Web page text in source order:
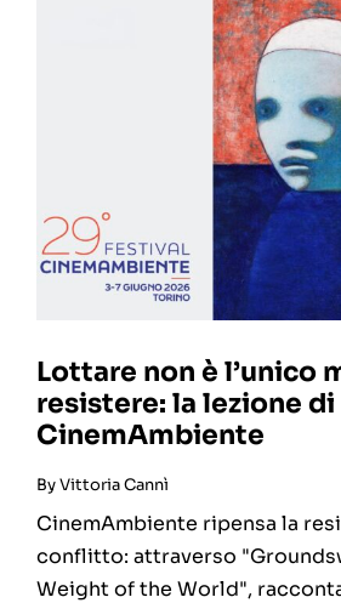
Lottare non è l’unico
resistere: la lezione di
CinemAmbiente
ByVittoria Cannì
CinemAmbiente ripensa la
conflitto: attraverso
Weight of the World",